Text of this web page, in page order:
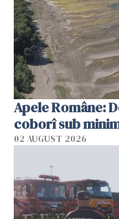
Apele Române:
coborî sub
02 AUGUST 2026